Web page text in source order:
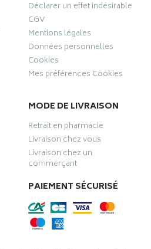
Déclarer un effet indésirable
CGV
Mentions légales
Données personnelles
Cookies
Mes préférences Cookies
MODE DE LIVRAISON
Retrait en pharmacie
Livraison chez vous
Livraison chez un
commerçant
PAIEMENT SÉCURISÉ